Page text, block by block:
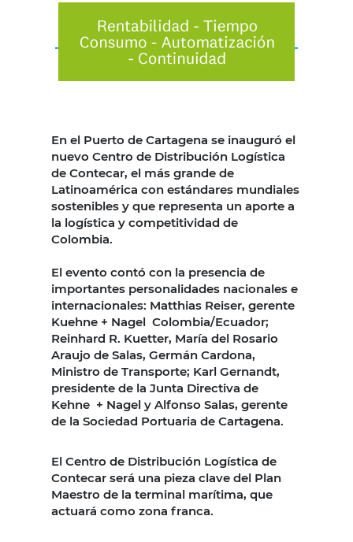
En el Puerto de Cartagena se inauguró el
nuevo Centro de Distribución Logística
de Contecar, el más grande de
Latinoamérica con estándares mundiales
sostenibles y que representa un aporte a
la logística y competitividad de
Colombia.
El evento contó con la presencia de
importantes personalidades nacionales e
internacionales: Matthias Reiser, gerente
Kuehne + Nagel Colombia/Ecuador;
Reinhard R. Kuetter, María del Rosario
Araujo de Salas, Germán Cardona,
Ministro de Transporte; Karl Gernandt,
presidente de la Junta Directiva de
Kehne + Nagel y Alfonso Salas, gerente
de la Sociedad Portuaria de Cartagena.
El Centro de Distribución Logística de
Contecar será una pieza clave del Plan
Maestro de la terminal marítima, que
actuará como zona franca.